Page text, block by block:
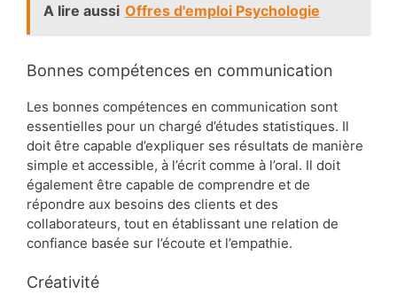
A lire aussi Offres d'emploi Psychologie
Bonnes compétences en communication
Les bonnes compétences en communication sont
essentielles pour un chargé d’études statistiques. Il
doit être capable d’expliquer ses résultats de manière
simple et accessible, à l’écrit comme à l’oral. Il doit
également être capable de comprendre et de
répondre aux besoins des clients et des
collaborateurs, tout en établissant une relation de
confiance basée sur l’écoute et l’empathie.
Créativité